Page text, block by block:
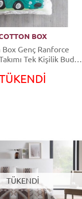
BOX
Genç Ranforce
Tek Kişilik Buddy
TÜKENDİ